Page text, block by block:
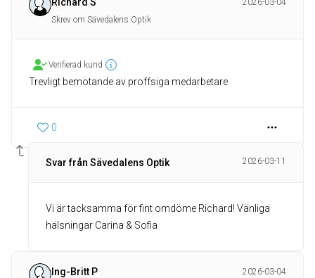
2026-03-04
Skrev om Sävedalens Optik
Verifierad kund
Trevligt bemötande av proffsiga medarbetare
0
Svar från Sävedalens Optik 2026-03-11
Vi är tacksamma för fint omdöme Richard! Vänliga
hälsningar Carina & Sofia
Ing-Britt P
2026-03-04